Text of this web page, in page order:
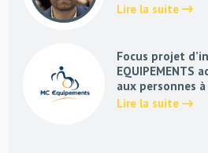
Lire la suite
Focus projet
EQUIPEMENTS
aux personnes
Lire la suite